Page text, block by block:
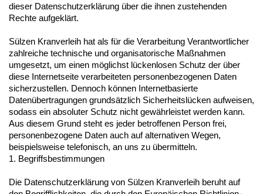
dieser Datenschutzerklärung über die ihnen zustehenden
Rechte aufgeklärt.
Sülzen Kranverleih hat als für die Verarbeitung Verantwortlicher
zahlreiche technische und organisatorische Maßnahmen
umgesetzt, um einen möglichst lückenlosen Schutz der über
diese Internetseite verarbeiteten personenbezogenen Daten
sicherzustellen. Dennoch können Internetbasierte
Datenübertragungen grundsätzlich Sicherheitslücken aufweisen,
sodass ein absoluter Schutz nicht gewährleistet werden kann.
Aus diesem Grund steht es jeder betroffenen Person frei,
personenbezogene Daten auch auf alternativen Wegen,
beispielsweise telefonisch, an uns zu übermitteln.
1. Begriffsbestimmungen
Die Datenschutzerklärung von Sülzen Kranverleih beruht auf